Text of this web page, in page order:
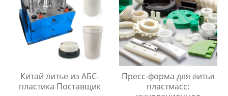
Китай литье из АБС-
пластика Поставщик
Пресс-форма для литья
пластмасс: